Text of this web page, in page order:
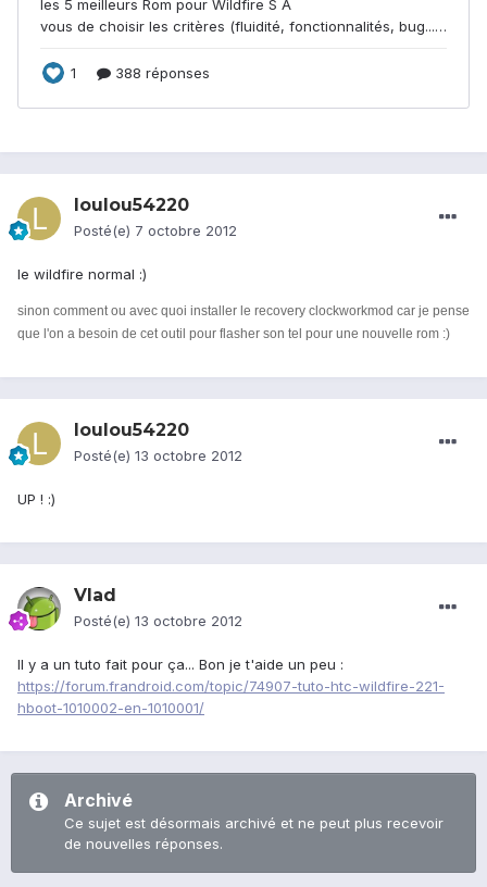
loulou54220
Posté(e) 7 octobre 2012
le wildfire normal :)
sinon comment ou avec quoi installer le recovery clockworkmod car je pense
que l'on a besoin de cet outil pour flasher son tel pour une nouvelle rom :)
loulou54220
Posté(e) 13 octobre 2012
UP ! :)
Vlad
Posté(e) 13 octobre 2012
Il y a un tuto fait pour ça... Bon je t'aide un peu :
https://forum.frandroid.com/topic/74907-tuto-htc-wildfire-221-
hboot-1010002-en-1010001/
Archivé
Ce sujet est désormais archivé et ne peut plus recevoir
de nouvelles réponses.